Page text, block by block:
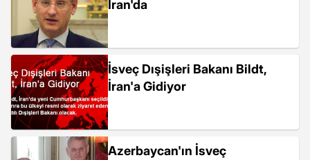
İran'da
İsveç Dışişleri Bakanı Bildt,
İran'a Gidiyor
Azerbaycan'ın İsveç